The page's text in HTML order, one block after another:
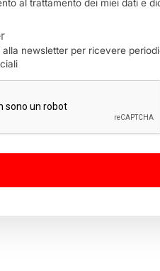
al trattamento dei miei dati e
alla newsletter per ricevere